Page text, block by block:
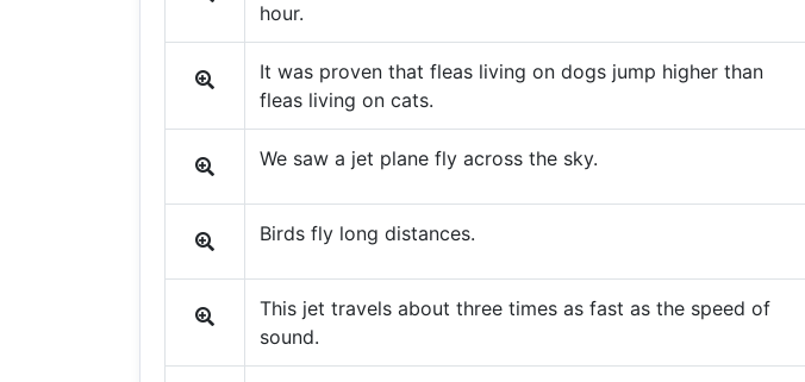
hour.
It was proven that fleas living on dogs jump higher than
fleas living on cats.
We saw a jet plane fly across the sky.
Birds fly long distances.
This jet travels about three times as fast as the speed of
sound.